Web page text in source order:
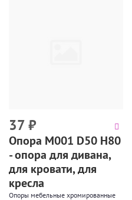
37₽
Опора М001 D50 H80
- опора для дивана,
для кровати, для
кресла
Опоры мебельные хромированные